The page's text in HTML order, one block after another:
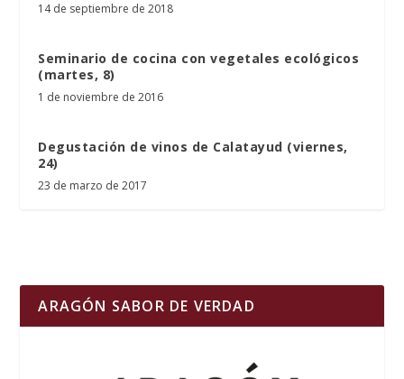
14 de septiembre de 2018
Seminario de cocina con vegetales ecológicos
(martes, 8)
1 de noviembre de 2016
Degustación de vinos de Calatayud (viernes,
24)
23 de marzo de 2017
ARAGÓN SABOR DE VERDAD